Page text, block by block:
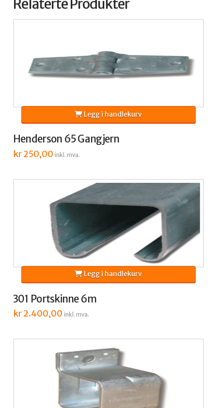
Relaterte Produkter
Henderson 65 Gangjern
kr250,00 inkl. mva.
Legg i handlekurv
301 Portskinne 6m
kr2.400,00 inkl. mva.
Legg i handlekurv